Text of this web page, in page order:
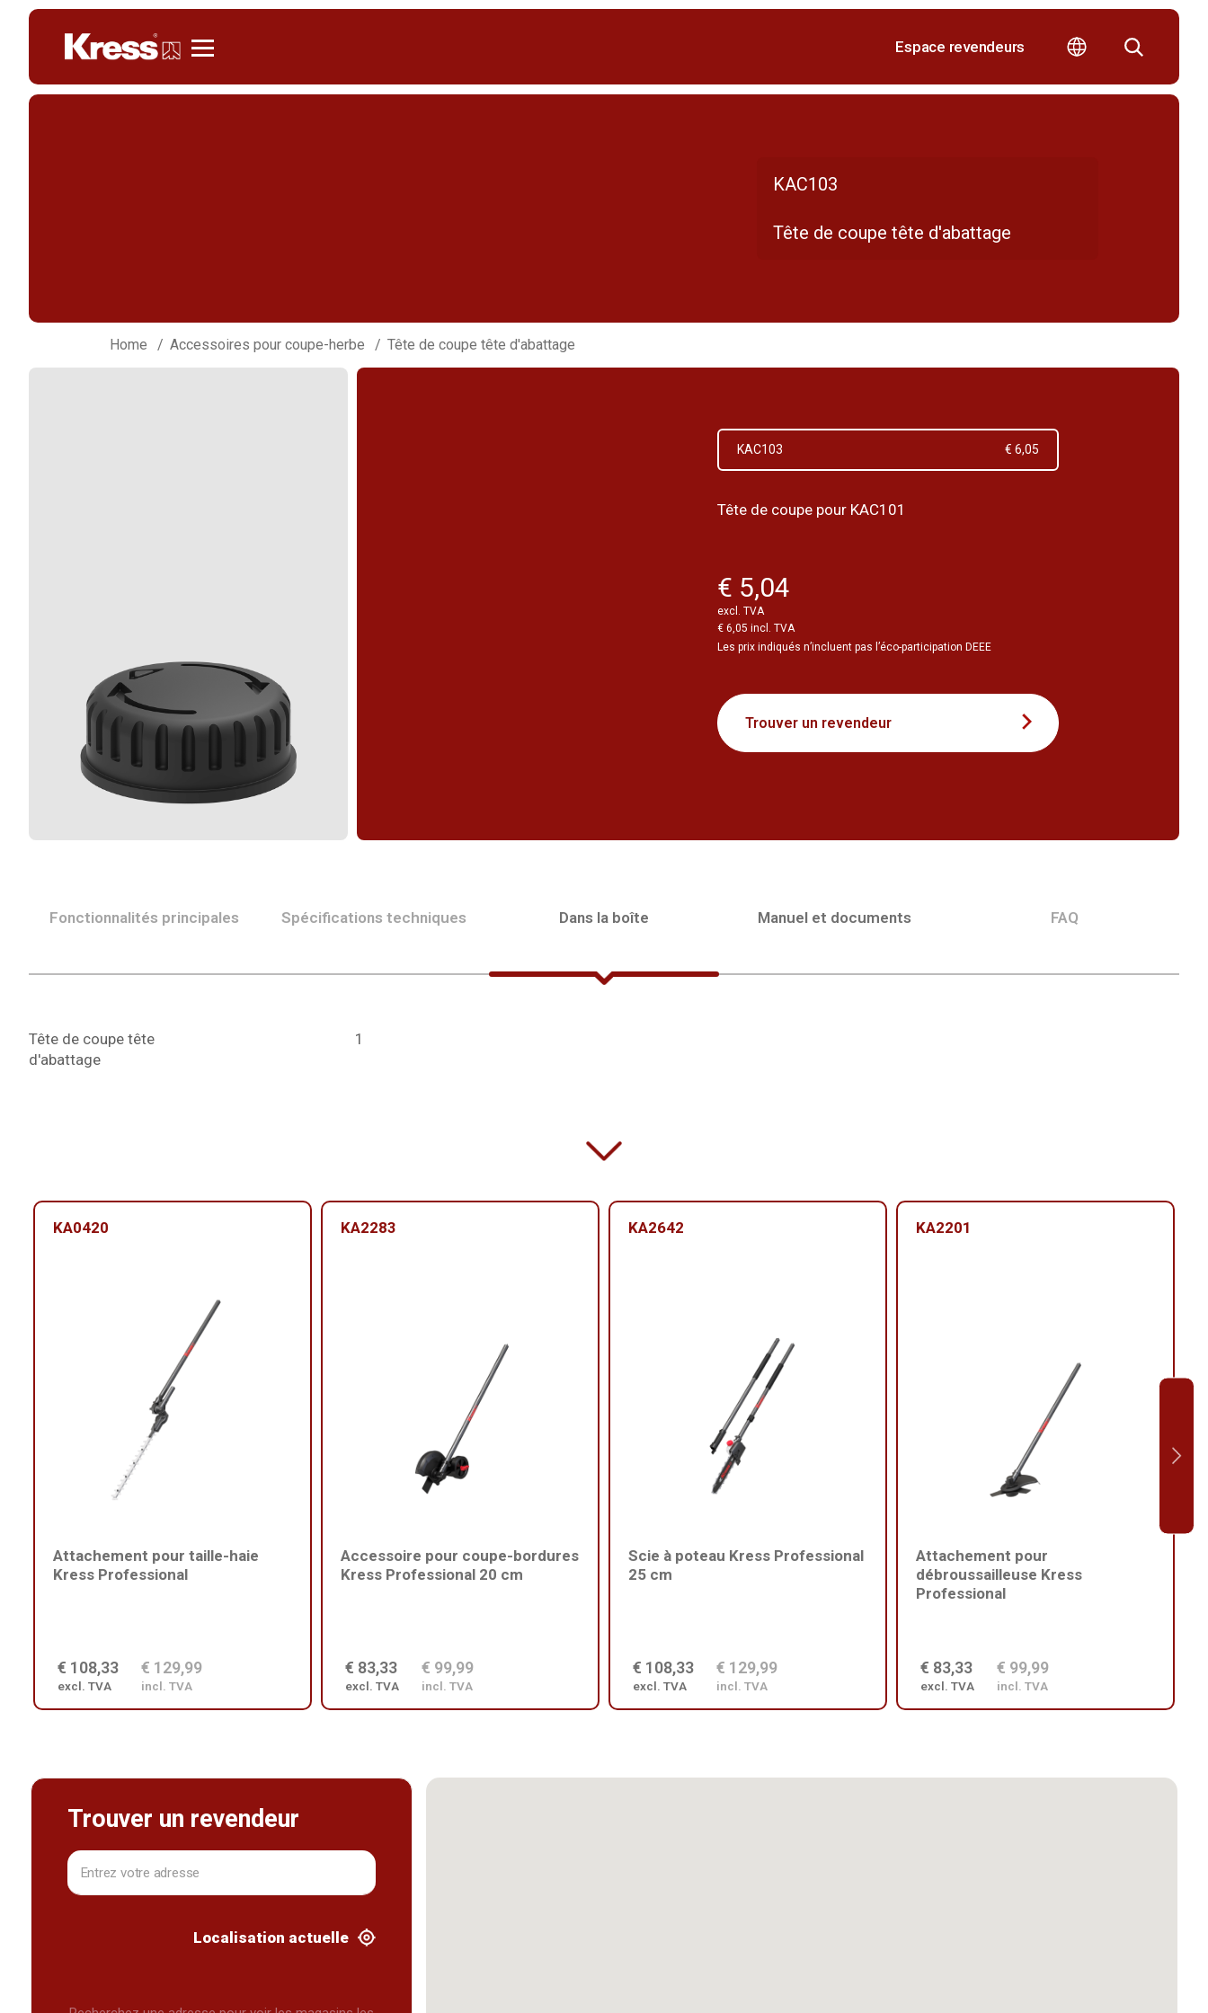
Espace revendeurs
KAC103
Tête de coupe tête d'abattage
Home Accessoires pour coupe-herbe Tête de coupe tête d'abattage
KAC103 € 6,05
Tête de coupe pour KAC101
€ 5,04
excl. TVA
€ 6,05 incl. TVA
Les prix indiqués n’incluent pas l’éco-participation DEEE
Trouver un revendeur
Fonctionnalités principales Spécifications techniques Dans la boîte Manuel et documents FAQ
Tête de coupe tête
d'abattage
1
KA0420
Attachement pour taille-haie
Kress Professional
€ 108,33
excl. TVA
€ 129,99
incl. TVA
KA2283
Accessoire pour coupe-bordures
Kress Professional 20 cm
€ 83,33
excl. TVA
€ 99,99
incl. TVA
KA2642
Scie à poteau Kress Professional
25 cm
€ 108,33
excl. TVA
€ 129,99
incl. TVA
KA2201
Attachement pour
débroussailleuse Kress
Professional
€ 83,33
excl. TVA
€ 99,99
incl. TVA
Trouver un revendeur
Localisation actuelle